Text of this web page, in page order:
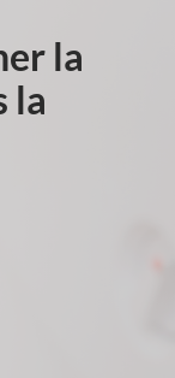
la
la